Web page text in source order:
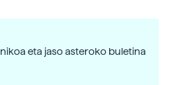
eta jaso asteroko buletina